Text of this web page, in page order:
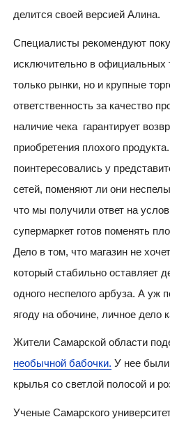
делится своей версией Алина.
Специалисты рекомендуют
исключительно в официальных
только рынки, но и крупные
ответственность за качество
наличие чека гарантирует
приобретения плохого
поинтересовались у
сетей, поменяют ли они
что мы получили ответ на
супермаркет готов поменять
Дело в том, что магазин не
который стабильно оставляет
одного неспелого арбуза. А уж
ягоду на обочине, личное дело
Жители Самарской области
необычной бабочки. У нее
крылья со светлой полосой и
Ученые Самарского